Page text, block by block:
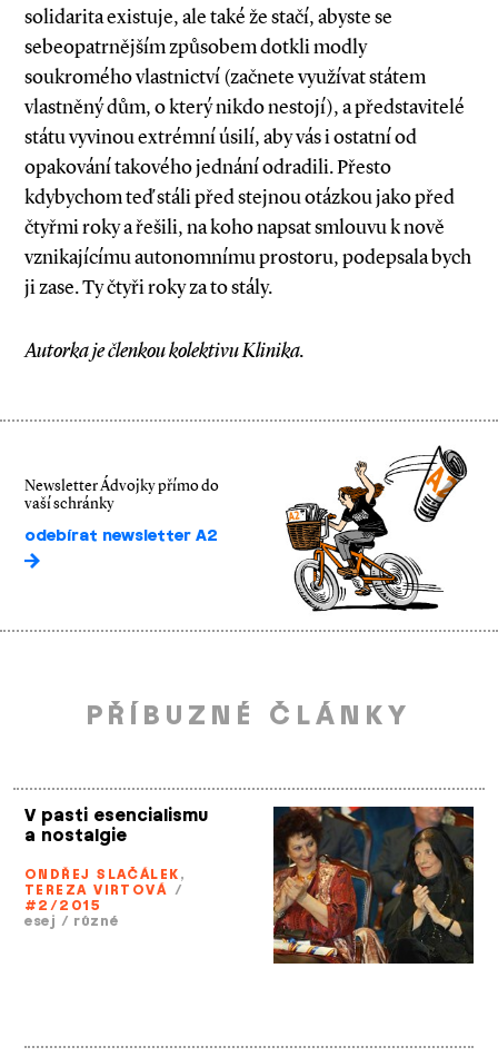
solidarita existuje, ale také že stačí, abyste se
sebeopatrnějším způsobem dotkli modly
soukromého vlastnictví (začnete využívat státem
vlastněný dům, o který nikdo nestojí), a představitelé
státu vyvinou extrémní úsilí, aby vás i ostatní od
opakování takového jednání odradili. Přesto
kdybychom teď stáli před stejnou otázkou jako před
čtyřmi roky a řešili, na koho napsat smlouvu k nově
vznikajícímu autonomnímu prostoru, podepsala bych
ji zase. Ty čtyři roky za to stály.
Autorka je členkou kolektivu Klinika.
Newsletter Ádvojky přímo do
vaší schránky
odebírat newsletter A2
PŘÍBUZNÉ ČLÁNKY
V pasti esencialismu
a nostalgie
ONDŘEJ SLAČÁLEK,
TEREZA VIRTOVÁ /
#2/2015
esej / různé